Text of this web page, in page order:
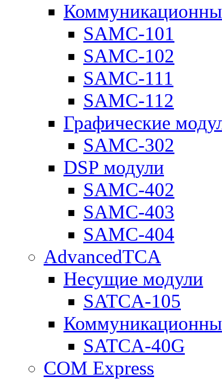
SAMC-101
SAMC-102
SAMC-111
SAMC-112
Графические
SAMC-302
DSP модули
SAMC-402
SAMC-403
SAMC-404
AdvancedTCA
Несущие модули
SATCA-105
SATCA-40G
COM Express